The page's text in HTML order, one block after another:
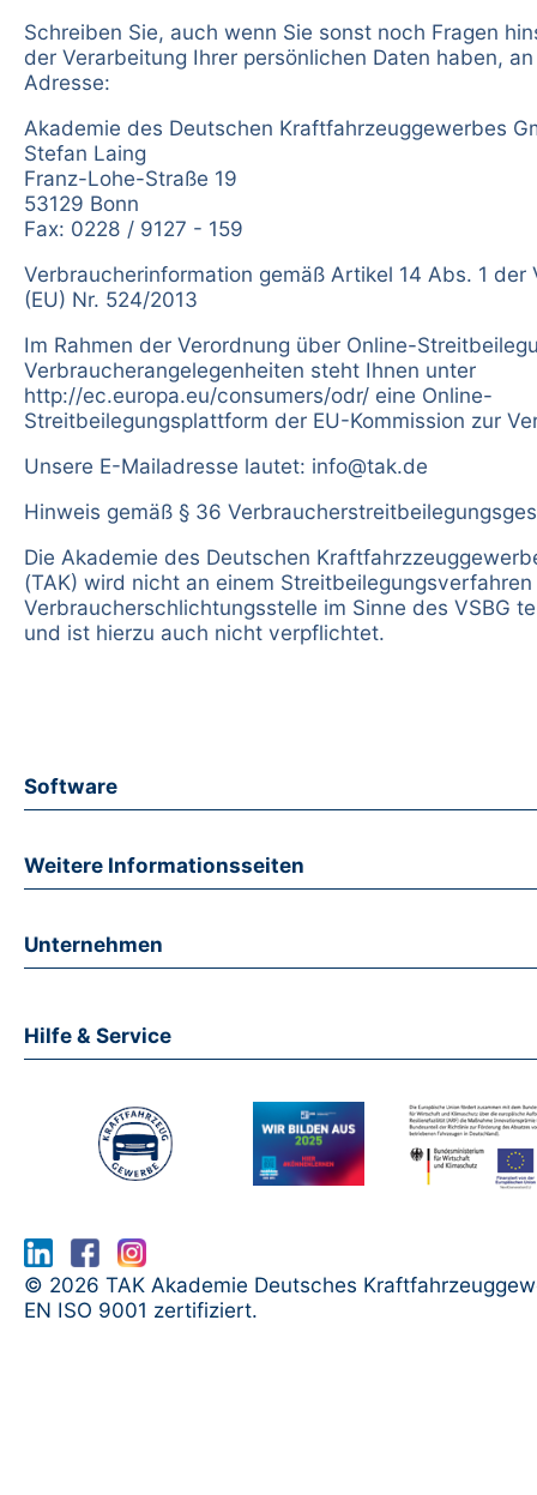
Schreiben Sie, auch wenn Sie sonst noch Fragen
der Verarbeitung Ihrer persönlichen Daten haben,
Adresse:
Akademie des Deutschen Kraftfahrzeuggewerbes
Stefan Laing
Franz-Lohe-Straße 19
53129 Bonn
Fax: 0228 / 9127 - 159
Verbraucherinformation gemäß Artikel 14 Abs. 1 der
(EU) Nr. 524/2013
Im Rahmen der Verordnung über Online-
Verbraucherangelegenheiten steht Ihnen unter
http://ec.europa.eu/consumers/odr/ eine Online-
Streitbeilegungsplattform der EU-Kommission zur
Unsere E-Mailadresse lautet: info@tak.de
Hinweis gemäß § 36
Die Akademie des Deutschen
(TAK) wird nicht an einem
Verbraucherschlichtungsstelle im Sinne des VSBG
und ist hierzu auch nicht verpflichtet.
Software
Weitere Informationsseiten
Unternehmen
Hilfe & Service
© 2026 TAK Akademie Deutsches
EN ISO 9001 zertifiziert.